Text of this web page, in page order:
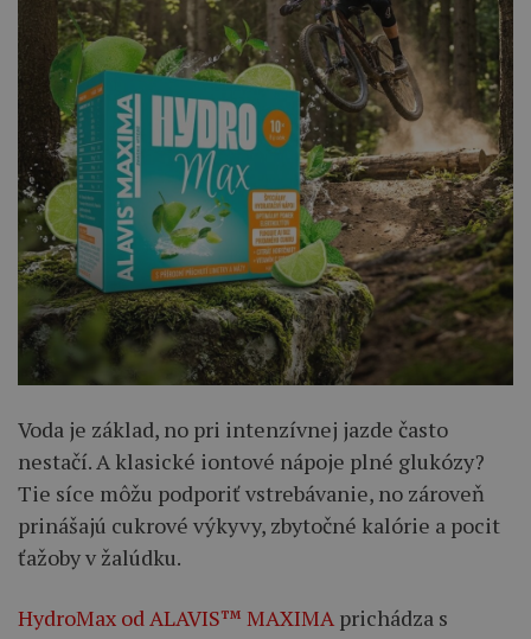
Voda je základ, no pri intenzívnej jazde často
nestačí. A klasické iontové nápoje plné glukózy?
Tie síce môžu podporiť vstrebávanie, no zároveň
prinášajú cukrové výkyvy, zbytočné kalórie a pocit
ťažoby v žalúdku.
HydroMax od ALAVIS™ MAXIMA prichádza s